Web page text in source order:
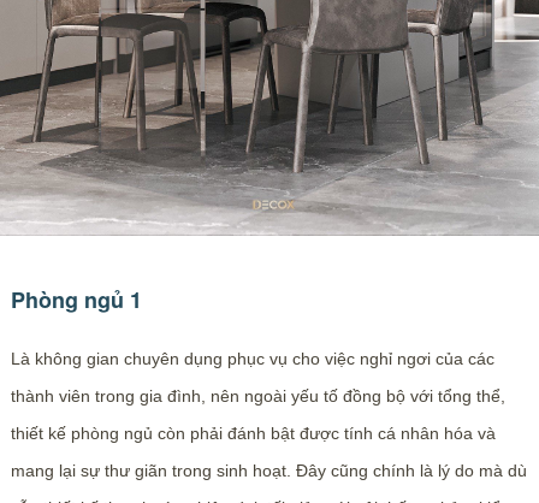
Phòng ngủ 1
Là không gian chuyên dụng phục vụ cho việc nghỉ ngơi của các
thành viên trong gia đình, nên ngoài yếu tố đồng bộ với tổng thể,
thiết kế phòng ngủ còn phải đánh bật được tính cá nhân hóa và
mang lại sự thư giãn trong sinh hoạt. Đây cũng chính là lý do mà dù